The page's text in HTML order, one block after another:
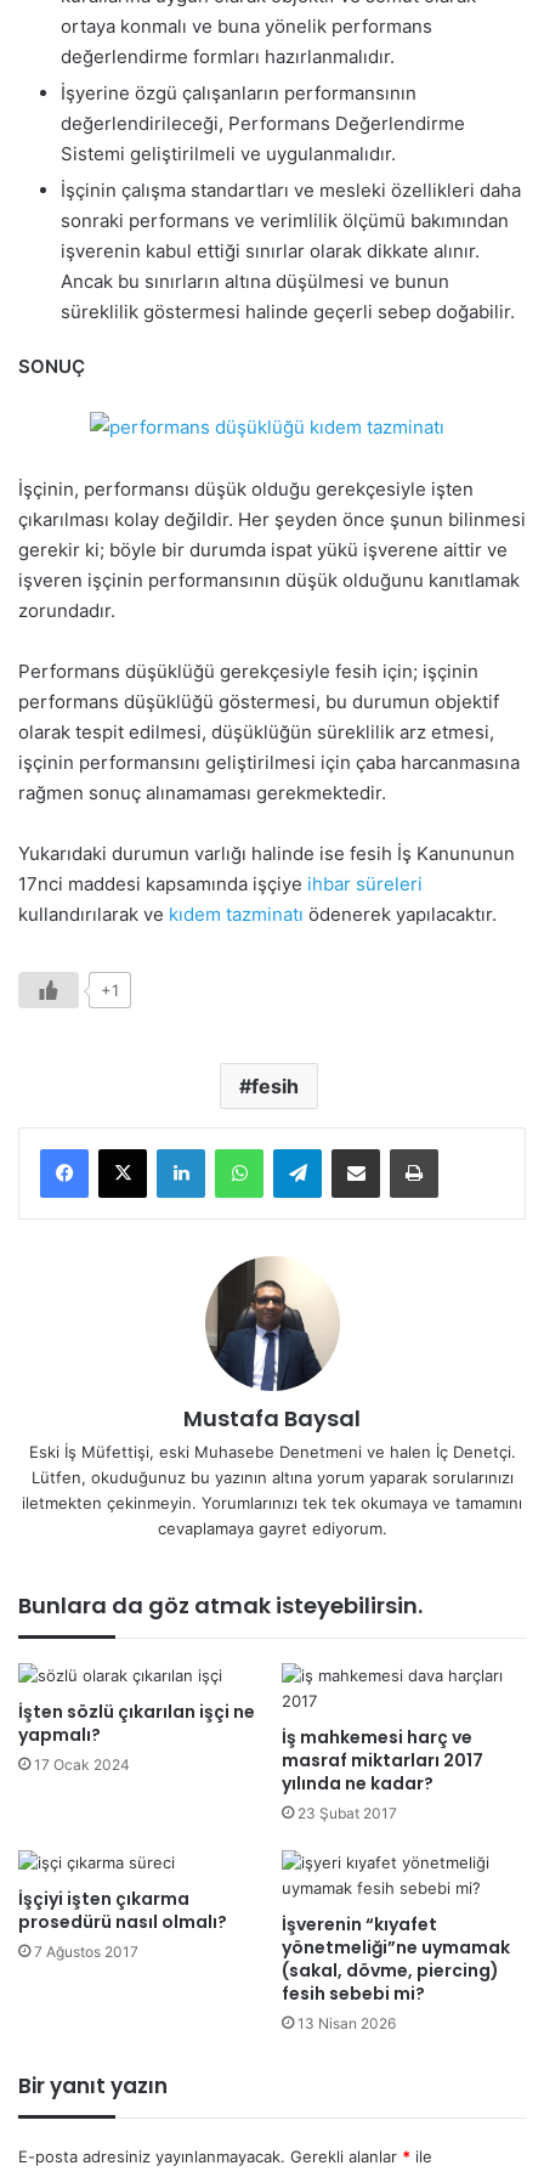
ortaya konmalı ve buna yönelik performans
değerlendirme formları hazırlanmalıdır.
İşyerine özgü çalışanların performansının
değerlendirileceği, Performans Değerlendirme
Sistemi geliştirilmeli ve uygulanmalıdır.
İşçinin çalışma standartları ve mesleki özellikleri daha
sonraki performans ve verimlilik ölçümü bakımından
işverenin kabul ettiği sınırlar olarak dikkate alınır.
Ancak bu sınırların altına düşülmesi ve bunun
süreklilik göstermesi halinde geçerli sebep doğabilir.
SONUÇ
İşçinin, performansı düşük olduğu gerekçesiyle işten
çıkarılması kolay değildir. Her şeyden önce şunun bilinmesi
gerekir ki; böyle bir durumda ispat yükü işverene aittir ve
işveren işçinin performansının düşük olduğunu kanıtlamak
zorundadır.
Performans düşüklüğü gerekçesiyle fesih için; işçinin
performans düşüklüğü göstermesi, bu durumun objektif
olarak tespit edilmesi, düşüklüğün süreklilik arz etmesi,
işçinin performansını geliştirilmesi için çaba harcanmasına
rağmen sonuç alınamaması gerekmektedir.
Yukarıdaki durumun varlığı halinde ise fesih İş Kanununun
17nci maddesi kapsamında işçiye ihbar süreleri
kullandırılarak ve kıdem tazminatı ödenerek yapılacaktır.
+1
fesih
LinkedInWhatsAppTelegramE-Posta ile paylaş Yazdır
Mustafa Baysal
Eski İş Müfettişi, eski Muhasebe Denetmeni ve halen İç Denetçi.
Lütfen, okuduğunuz bu yazının altına yorum yaparak sorularınızı
iletmekten çekinmeyin. Yorumlarınızı tek tek okumaya ve tamamını
cevaplamaya gayret ediyorum.
Bunlara da göz atmak isteyebilirsin.
İşten sözlü çıkarılan işçi ne
yapmalı?
17 Ocak 2024
İş mahkemesi harç ve
masraf miktarları 2017
yılında ne kadar?
23 Şubat 2017
İşçiyi işten çıkarma
prosedürü nasıl olmalı?
7 Ağustos 2017
İşverenin “kıyafet
yönetmeliği”ne uymamak
(sakal, dövme, piercing)
fesih sebebi mi?
13 Nisan 2026
Bir yanıt yazın
E-posta adresiniz yayınlanmayacak. Gerekli alanlar * ile